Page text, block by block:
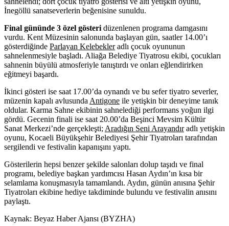
İnegöllü sanatseverlerin beğenisine sunuldu.
Final gününde 3 özel gösteri düzenlenen programa damgasını
vurdu. Kent Müzesinin salonunda başlayan gün, saatler 14.00’ı
gösterdiğinde Parlayan Kelebekleradlı çocuk oyununun
sahnelenmesiyle başladı. Aliağa Belediye Tiyatrosu ekibi, çocukları
sahnenin büyülü atmosferiyle tanıştırdı ve onları eğlendirirken
eğitmeyi başardı.
İkinci gösteri ise saat 17.00’da oynandı ve bu sefer tiyatro severler,
müzenin kapalı avlusunda Antigone ile yetişkin bir deneyime tanık
oldular. Karma Sahne ekibinin sahnelediği performans yoğun ilgi
gördü. Gecenin finali ise saat 20.00’da Beşinci Mevsim Kültür
Sanat Merkezi’nde gerçekleşti; Aradığın Seni Arayandıradlı yetişkin
oyunu, Kocaeli Büyükşehir Belediyesi Şehir Tiyatroları tarafından
sergilendi ve festivalin kapanışını yaptı.
Gösterilerin hepsi benzer şekilde salonları dolup taşıdı ve final
programı, belediye başkan yardımcısı Hasan Aydın’ın kısa bir
selamlama konuşmasıyla tamamlandı. Aydın, günün anısına Şehir
Tiyatroları ekibine hediye takdiminde bulundu ve festivalin anısını
paylaştı.
Kaynak: Beyaz Haber Ajansı (BYZHA)